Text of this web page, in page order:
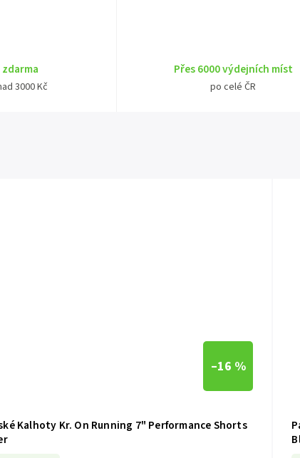
3000 Kč
Přes 6000 výdejních míst
po celé ČR
–16 %
Kalhoty Kr. On Running 7" Performance Shorts